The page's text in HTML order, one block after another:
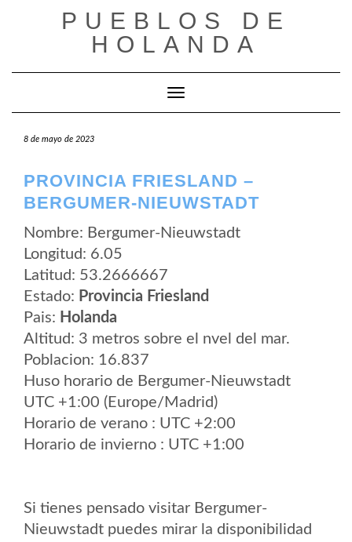
PUEBLOS DE
HOLANDA
Cambiar modo de navegación
8 de mayo de 2023
PROVINCIA FRIESLAND –
BERGUMER-NIEUWSTADT
Nombre: Bergumer-Nieuwstadt
Longitud: 6.05
Latitud: 53.2666667
Estado: Provincia Friesland
Pais: Holanda
Altitud: 3 metros sobre el nvel del mar.
Poblacion: 16.837
Huso horario de Bergumer-Nieuwstadt
UTC +1:00 (Europe/Madrid)
Horario de verano : UTC +2:00
Horario de invierno : UTC +1:00
Si tienes pensado visitar Bergumer-
Nieuwstadt puedes mirar la disponibilidad